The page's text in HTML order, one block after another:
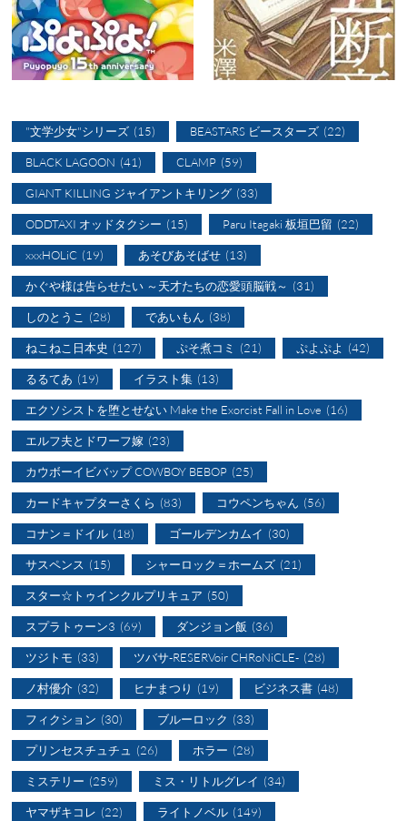
"文学少女"シリーズ (15) BEASTARS ビースターズ (22)
BLACK LAGOON (41) CLAMP (59)
GIANT KILLING ジャイアントキリング (33)
ODDTAXI オッドタクシー (15) Paru Itagaki 板垣巴留 (22)
xxxHOLiC (19) あそびあそばせ (13)
かぐや様は告らせたい ～天才たちの恋愛頭脳戦～ (31)
しのとうこ (28) であいもん (38)
ねこねこ日本史 (127) ぷそ煮コミ (21) ぷよぷよ (42)
るるてあ (19) イラスト集 (13)
エクソシストを堕とせない Make the Exorcist Fall in Love (16)
エルフ夫とドワーフ嫁 (23)
カウボーイビバップ COWBOY BEBOP (25)
カードキャプターさくら (83) コウペンちゃん (56)
コナン＝ドイル (18) ゴールデンカムイ (30)
サスペンス (15) シャーロック＝ホームズ (21)
スター☆トゥインクルプリキュア (50)
スプラトゥーン3 (69) ダンジョン飯 (36)
ツジトモ (33) ツバサ-RESERVoir CHRoNiCLE- (28)
ノ村優介 (32) ヒナまつり (19) ビジネス書 (48)
フィクション (30) ブルーロック (33)
プリンセスチュチュ (26) ホラー (28)
ミステリー (259) ミス・リトルグレイ (34)
ヤマザキコレ (22) ライトノベル (149)